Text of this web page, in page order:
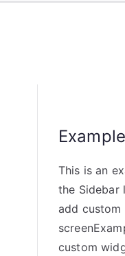
This is an
the Sidebar
add
custom